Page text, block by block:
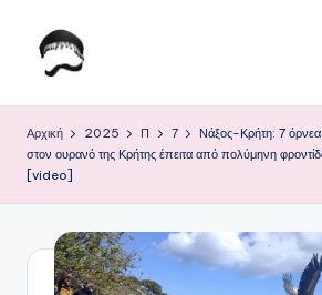
Μετάβαση
ο
Κ
α
θ
Αρχική 2025 Π 7
Νάξος-Κρήτη: 7 όρνεα
στον ουρανό της Κρήτης έπειτα από πολύμηνη
[video]